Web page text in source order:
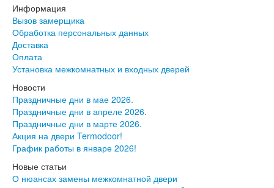
Вест
Галерея
Империя
Мегаполис
Мегаполис ГЛ
Неоклассика Про
Скин
Тренд
Двери ВанМарк
Шпон текстурированный
Информация
Вызов замерщика
Обработка персональных данных
Доставка
Оплата
Установка межкомнатных и входных дверей
Новости
Праздничные дни в мае 2026.
Праздничные дни в апреле 2026.
Праздничные дни в марте 2026.
Акция на двери Termodoor!
График работы в январе 2026!
Новые статьи
О нюансах замены межкомнатной двери